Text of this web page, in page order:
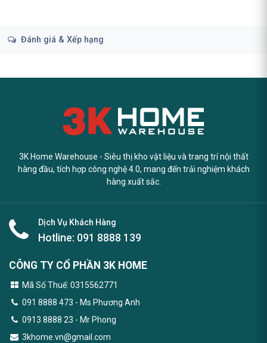
Đánh giá & Xếp hạng
3K Home Warehouse - Siêu thị kho vật liệu và trang trí nội thất
hàng đầu, tích hợp công nghệ 4.0, mang đến trải nghiệm khách
hàng xuất sắc.
Dịch Vụ Khách Hàng
Hotline: 091 8888 139
CÔNG TY CỔ PHẦN 3K HOME
Mã Số Thuế: 0315562771
091 8888 473 - Ms Phương Anh
0913 8888 23 - Mr Phong
3khome.vn@gmail.com